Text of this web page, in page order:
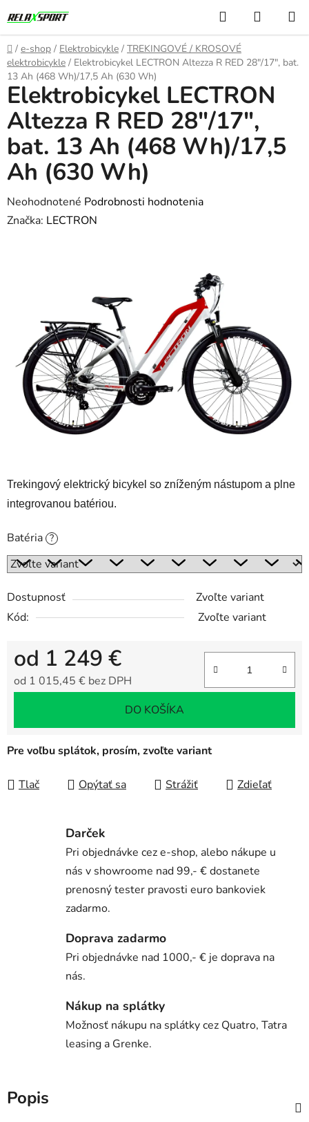
na
obsah
Hľadať
KOŠÍK
Domov
/ e-shop / Elektrobicykle / TREKINGOVÉ / KROSOVÉ
elektrobicykle / Elektrobicykel LECTRON Altezza R RED 28"/17", bat.
13 Ah (468 Wh)/17,5 Ah (630 Wh)
Trekingový elektrický bicykel so zníženým nástupom a plne
integrovanou batériou.
Batéria ?
Dostupnosť
Zvoľte variant
Kód:
Zvoľte variant
od 1 249 €
od 1 015,45 € bez DPH
DO KOŠÍKA
Pre voľbu splátok, prosím, zvoľte variant
Tlač Opýtať sa Strážiť Zdieľať
Elektrobicykel LECTRON
Altezza R RED 28"/17",
bat. 13 Ah (468 Wh)/17,5
Ah (630 Wh)
Priemerné
hodnotenie
hviezdičiek.
Neohodnotené Podrobnosti hodnotenia
Značka: LECTRON
Darček
Pri objednávke cez e-shop, alebo nákupe u
nás v showroome nad 99,- € dostanete
prenosný tester pravosti euro bankoviek
zadarmo.
Doprava zadarmo
Pri objednávke nad 1000,- € je doprava na
nás.
Nákup na splátky
Možnosť nákupu na splátky cez Quatro, Tatra
leasing a Grenke.
Popis